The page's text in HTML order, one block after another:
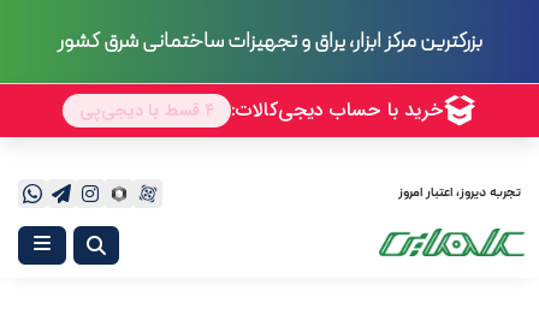
بزرگترین مرکز ابزار، یراق و تجهیزات ساختمانی شرق کشور
70 سال تجربه
تجربه دیروز، اعتبار امروز